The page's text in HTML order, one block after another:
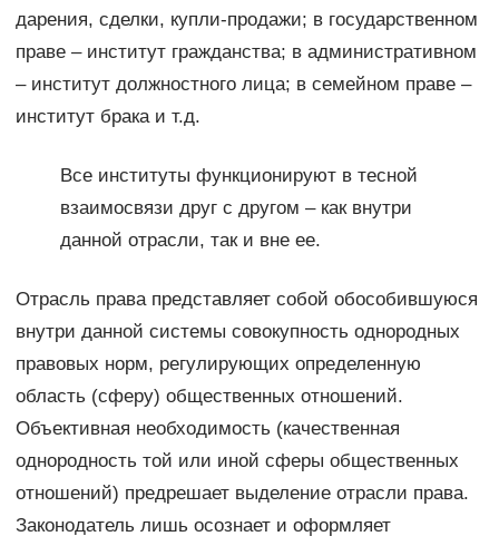
дарения, сделки, купли-продажи; в государственном
праве – институт гражданства; в административном
– институт должностного лица; в семейном праве –
институт брака и т.д.
Все институты функционируют в тесной
взаимосвязи друг с другом – как внутри
данной отрасли, так и вне ее.
Отрасль права представляет собой обособившуюся
внутри данной системы совокупность однородных
правовых норм, регулирующих определенную
область (сферу) общественных отношений.
Объективная необходимость (качественная
однородность той или иной сферы общественных
отношений) предрешает выделение отрасли права.
Законодатель лишь осознает и оформляет